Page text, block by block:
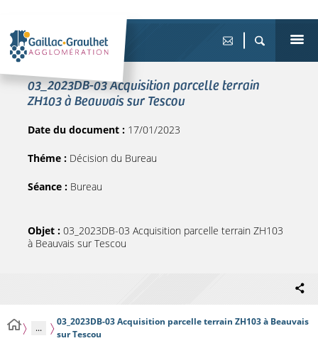
03_2023DB-03 Acquisition parcelle terrain
ZH103 à Beauvais sur Tescou
Date du document : 17/01/2023
Théme : Décision du Bureau
Séance : Bureau
Objet : 03_2023DB-03 Acquisition parcelle terrain ZH103
à Beauvais sur Tescou
...
03_2023DB-03 Acquisition parcelle terrain ZH103 à Beauvais
sur Tescou